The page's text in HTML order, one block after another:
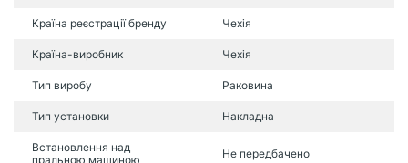
Країна реєстрації бренду Чехія
Країна-виробник Чехія
Тип виробу Раковина
Тип установки Накладна
Встановлення над
пральною машиною
Не передбачено